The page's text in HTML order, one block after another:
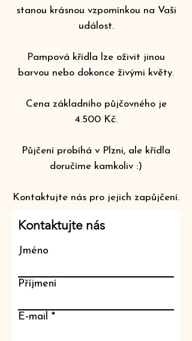
stanou krásnou vzpomínkou na Vaši
událost.
Pampová křídla lze oživit jinou
barvou nebo dokonce živými květy.
Cena základního půjčovného je
4.500 Kč.
Půjčení probíhá v Plzni, ale křídla
doručíme kamkoliv :)
Kontaktujte nás pro jejich zapůjčení.
Kontaktujte nás
Jméno
Příjmení
E‑mail